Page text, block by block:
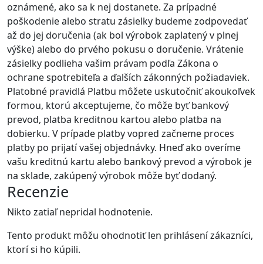
oznámené, ako sa k nej dostanete. Za prípadné
poškodenie alebo stratu zásielky budeme zodpovedať
až do jej doručenia (ak bol výrobok zaplatený v plnej
výške) alebo do prvého pokusu o doručenie. Vrátenie
zásielky podlieha vašim právam podľa Zákona o
ochrane spotrebiteľa a ďalších zákonných požiadaviek.
Platobné pravidlá Platbu môžete uskutočniť akoukoľvek
formou, ktorú akceptujeme, čo môže byť bankový
prevod, platba kreditnou kartou alebo platba na
dobierku. V prípade platby vopred začneme proces
platby po prijatí vašej objednávky. Hneď ako overíme
vašu kreditnú kartu alebo bankový prevod a výrobok je
na sklade, zakúpený výrobok môže byť dodaný.
Recenzie
Nikto zatiaľ nepridal hodnotenie.
Tento produkt môžu ohodnotiť len prihlásení zákazníci,
ktorí si ho kúpili.